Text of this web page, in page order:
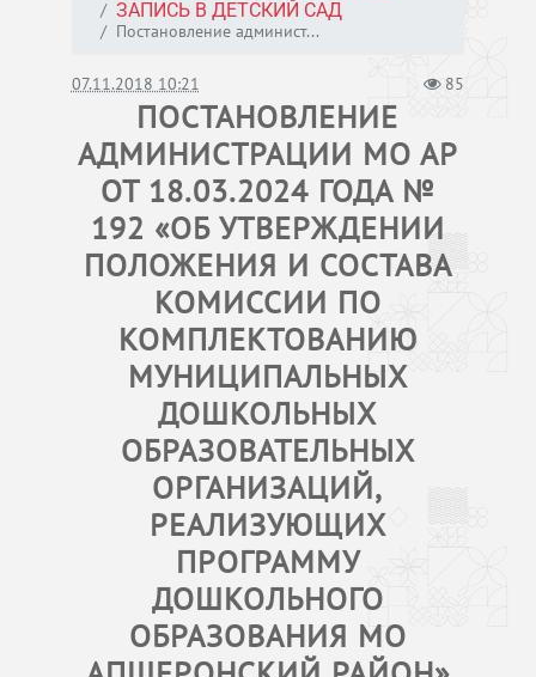
ЗАПИСЬ В ДЕТСКИЙ САД
Постановление админист...
07.11.2018 10:21 85
ПОСТАНОВЛЕНИЕ
АДМИНИСТРАЦИИ МО АР
ОТ 18.03.2024 ГОДА №
192 «ОБ УТВЕРЖДЕНИИ
ПОЛОЖЕНИЯ И СОСТАВА
КОМИССИИ ПО
КОМПЛЕКТОВАНИЮ
МУНИЦИПАЛЬНЫХ
ДОШКОЛЬНЫХ
ОБРАЗОВАТЕЛЬНЫХ
ОРГАНИЗАЦИЙ,
РЕАЛИЗУЮЩИХ
ПРОГРАММУ
ДОШКОЛЬНОГО
ОБРАЗОВАНИЯ МО